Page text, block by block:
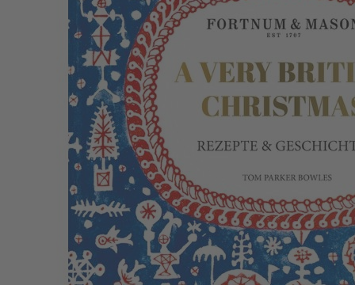
Zum Anfang der Bildergalerie springen
Fortnum & Mason: A Very British
Christmas